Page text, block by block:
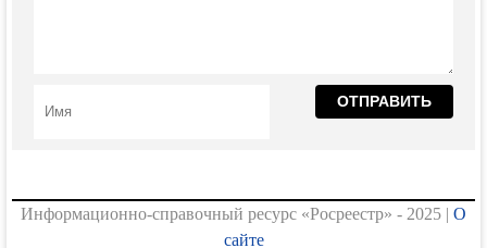
Информационно-справочный ресурс «Росреестр» - 2025 | О
сайте